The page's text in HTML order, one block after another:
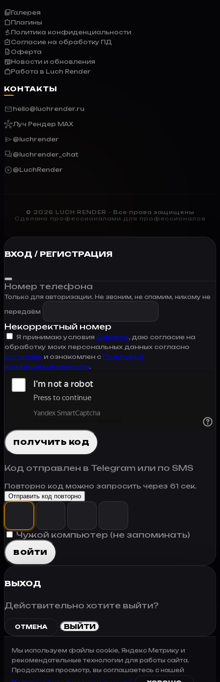
collectionsГалерея
extensionПлагины
gavelПолитика конфиденциальности
assignment_turned_in Согласие на обработку ПД
description Оферта
newspaperНовости и обновления
work_outlineРабота в Luch Render
КОНТАКТЫ
mail hello@luchrender.ru
hubЛуч Рендер MAX
send @luchrender
forum @luchrender_chat
play_circle @LuchRender
© 2026 LUCH RENDER - Все права защищены
Сделано профессионалами для профессионалов
ВХОД / РЕГИСТРАЦИЯ
Номер телефона
Только для авторизации. Не звоним, не спамим, никому не
передаём
Некорректный номер
Я принимаю условия Оферты, даю согласие на
обработку моих персональных данных согласно
Согласию и ознакомлен с Политикой
конфиденциальности.
ПОЛУЧИТЬ КОД
Код отправлен в Telegram или по SMS
Повторно код можно запросить через 61 сек.
Отправить код повторно
Чужой компьютер (не запоминать)
ВОЙТИ
ВЫХОД
Действительно хотите выйти?
ОТМЕНА ВЫЙТИ
Мы используем файлы cookie, Яндекс Метрику и
рекомендательные технологии для работы сайта.
Продолжая просмотр, вы соглашаетесь с нашей